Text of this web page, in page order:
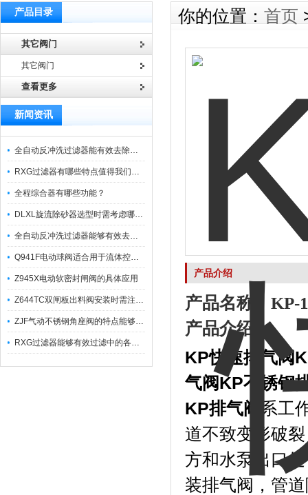
产品目录
其它阀门
其它阀门
查看更多
新闻资讯
全自动反冲洗过滤器能有效去除过滤介质上的杂质
RXG过滤器有哪些特点值得我们选择？
全程综合器有哪些功能？
DLXL旋流除砂器选型时需考虑哪些因素？
全自动反冲洗过滤器能够有效去除不同粒径的固体杂
Q941F电动球阀适合用于流体控制需要迅速反应的场合
Z945X电动软密封闸阀的具体应用
Z644TC双闸板出料阀安装时需注意哪些事项？
ZJF气动不锈钢角座阀的特点能够稳定地控制介质流量
RXG过滤器能够有效过滤中的各种杂质
你的位置： 首页
产品介绍
产品名称： KP-
产品介绍：
KP快速排气阀
气阀KP不锈钢
KP排气阀
系工
道不致变形破
方和水泵出口
装排气阀，管